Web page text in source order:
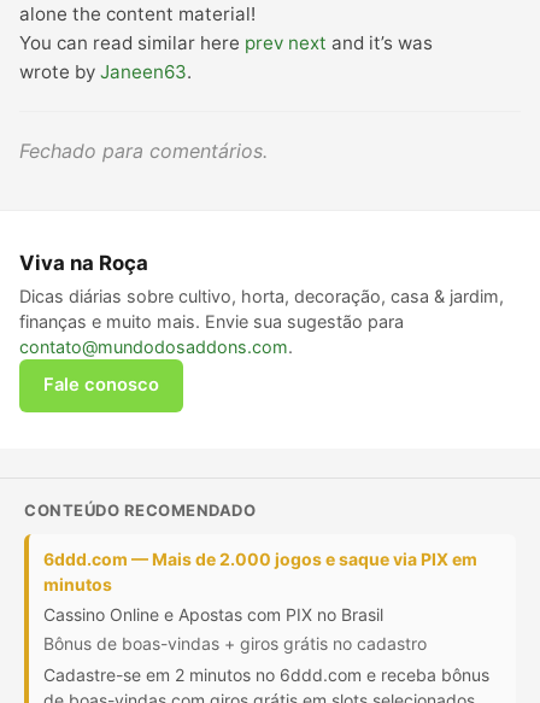
alone the content material!
You can read similar here prev next and it’s was
wrote by Janeen63.
Fechado para comentários.
Viva na Roça
Dicas diárias sobre cultivo, horta, decoração, casa & jardim,
finanças e muito mais. Envie sua sugestão para
contato@mundodosaddons.com.
Fale conosco
CONTEÚDO RECOMENDADO
6ddd.com — Mais de 2.000 jogos e saque via PIX em
minutos
Cassino Online e Apostas com PIX no Brasil
Bônus de boas-vindas + giros grátis no cadastro
Cadastre-se em 2 minutos no 6ddd.com e receba bônus